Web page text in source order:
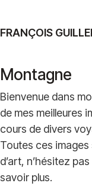
FRANÇOIS
Montagne
Bienvenue dans
de mes meilleures
cours de divers
Toutes ces
d’art, n’hésitez
savoir plus.